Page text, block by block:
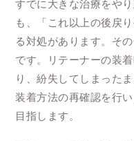
すでに大きな治療をや
も、「これ以上の後戻
る対処があります。そ
です。リテーナーの装
り、紛失してしまった
装着方法の再確認を行
目指します。